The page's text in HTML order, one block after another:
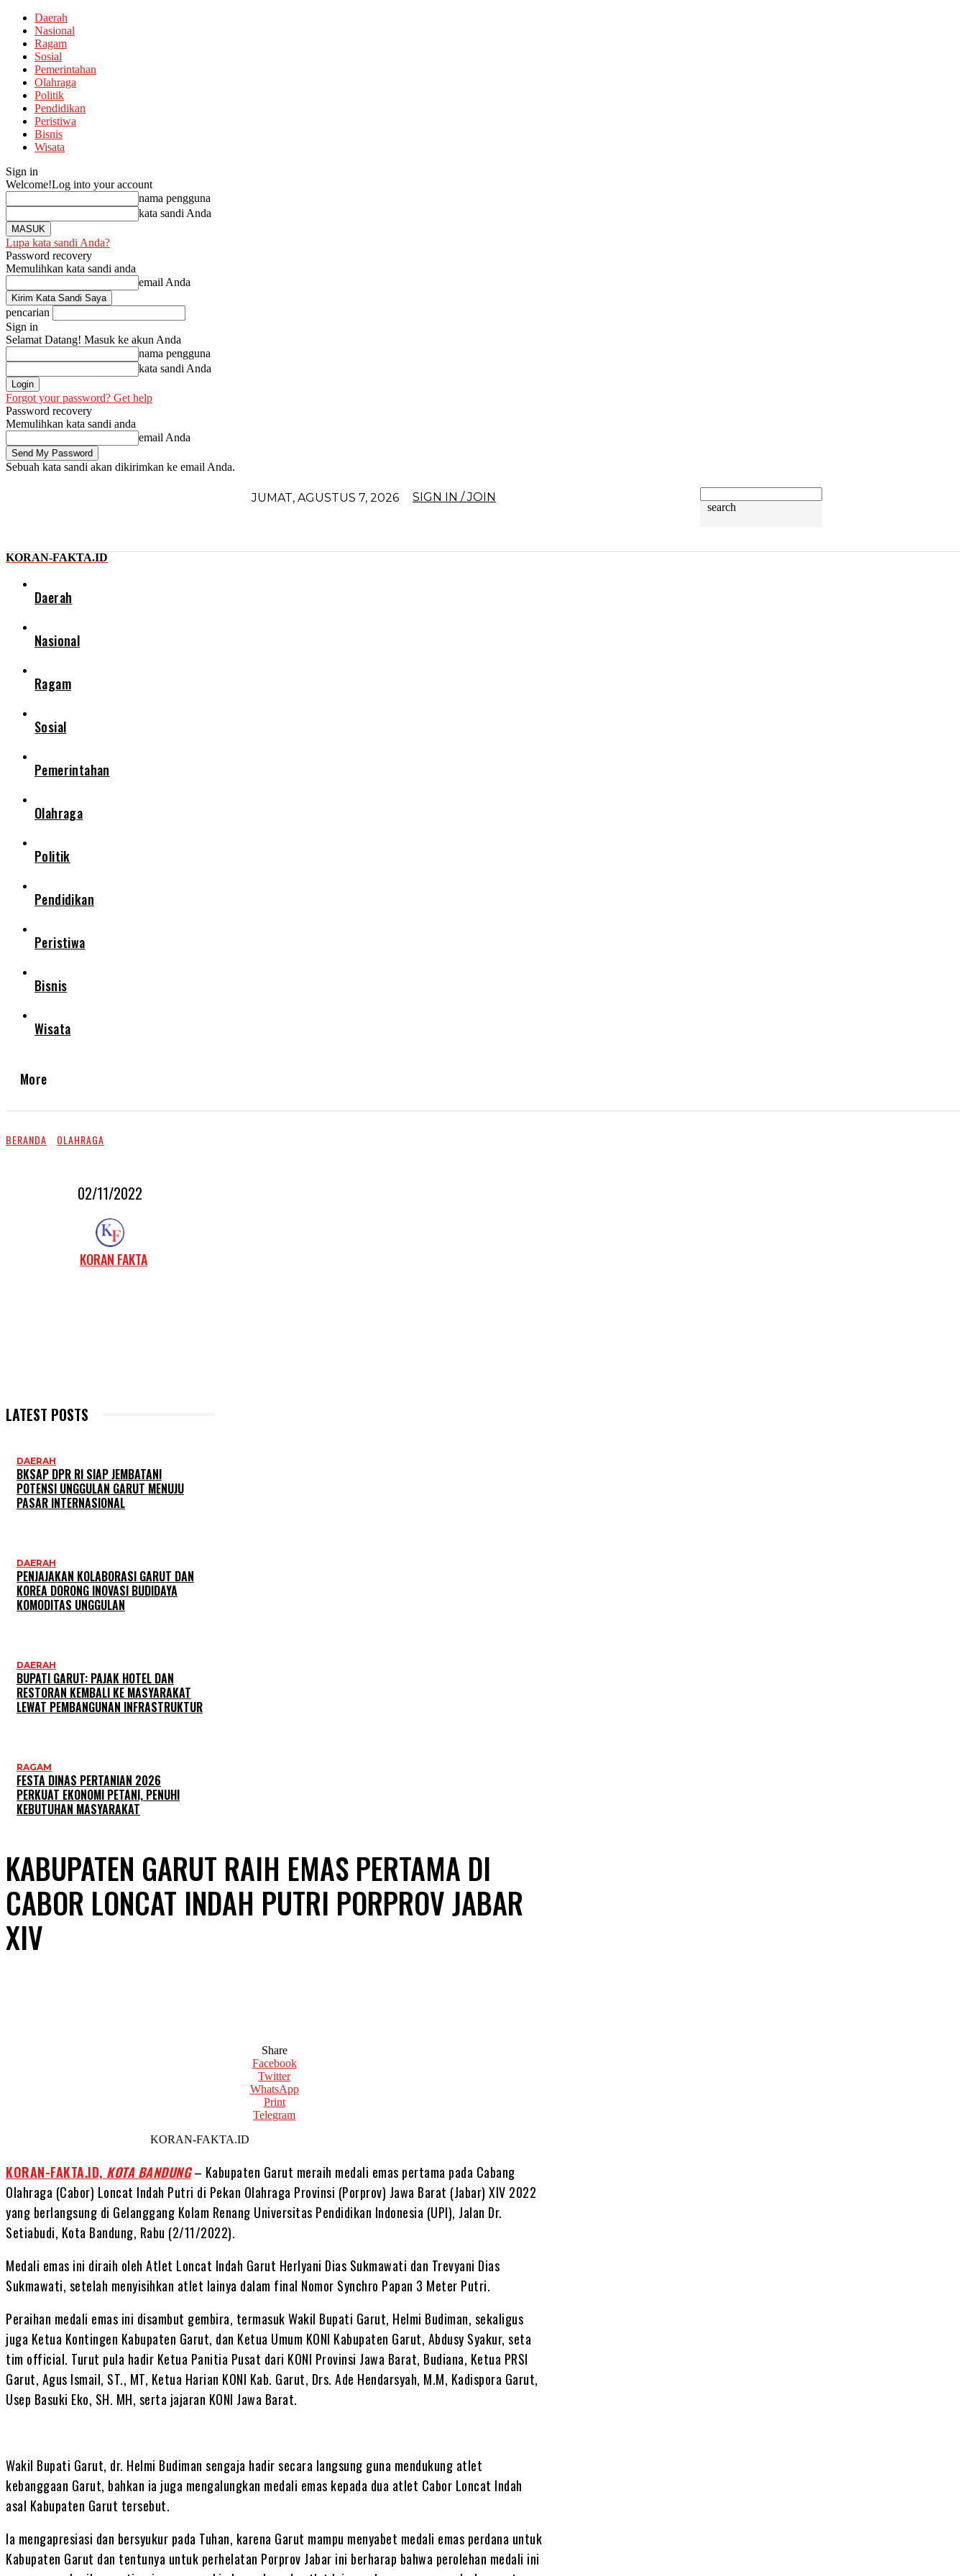
Daerah
Nasional
Ragam
Sosial
Pemerintahan
Olahraga
Politik
Pendidikan
Peristiwa
Bisnis
Wisata
Sign in
Welcome!Log into your account
nama pengguna
kata sandi Anda
Lupa kata sandi Anda?
Password recovery
Memulihkan kata sandi anda
email Anda
pencarian
Sign in
Selamat Datang! Masuk ke akun Anda
nama pengguna
kata sandi Anda
Forgot your password? Get help
Password recovery
Memulihkan kata sandi anda
email Anda
Sebuah kata sandi akan dikirimkan ke email Anda.
JUMAT, AGUSTUS 7, 2026 SIGN IN / JOIN
search
KORAN-FAKTA.ID
Daerah
Nasional
Ragam
Sosial
Pemerintahan
Olahraga
Politik
Pendidikan
Peristiwa
Bisnis
Wisata
More
BERANDA OLAHRAGA
02/11/2022
KORAN FAKTA
LATEST POSTS
DAERAH
BKSAP DPR RI SIAP JEMBATANI
POTENSI UNGGULAN GARUT MENUJU
PASAR INTERNASIONAL
DAERAH
PENJAJAKAN KOLABORASI GARUT DAN
KOREA DORONG INOVASI BUDIDAYA
KOMODITAS UNGGULAN
DAERAH
BUPATI GARUT: PAJAK HOTEL DAN
RESTORAN KEMBALI KE MASYARAKAT
LEWAT PEMBANGUNAN INFRASTRUKTUR
RAGAM
FESTA DINAS PERTANIAN 2026
PERKUAT EKONOMI PETANI, PENUHI
KEBUTUHAN MASYARAKAT
KABUPATEN GARUT RAIH EMAS PERTAMA DI
CABOR LONCAT INDAH PUTRI PORPROV JABAR
XIV
Share
Facebook
Twitter
WhatsApp
Print
Telegram
KORAN-FAKTA.ID
KORAN-FAKTA.ID, KOTA BANDUNG– Kabupaten Garut meraih medali emas pertama pada Cabang
Olahraga (Cabor) Loncat Indah Putri di Pekan Olahraga Provinsi (Porprov) Jawa Barat (Jabar) XIV 2022
yang berlangsung di Gelanggang Kolam Renang Universitas Pendidikan Indonesia (UPI), Jalan Dr.
Setiabudi, Kota Bandung, Rabu (2/11/2022).
Medali emas ini diraih oleh Atlet Loncat Indah Garut Herlyani Dias Sukmawati dan Trevyani Dias
Sukmawati, setelah menyisihkan atlet lainya dalam final Nomor Synchro Papan 3 Meter Putri.
Peraihan medali emas ini disambut gembira, termasuk Wakil Bupati Garut, Helmi Budiman, sekaligus
juga Ketua Kontingen Kabupaten Garut, dan Ketua Umum KONI Kabupaten Garut, Abdusy Syakur, seta
tim official. Turut pula hadir Ketua Panitia Pusat dari KONI Provinsi Jawa Barat, Budiana, Ketua PRSI
Garut, Agus Ismail, ST., MT, Ketua Harian KONI Kab. Garut, Drs. Ade Hendarsyah, M.M, Kadispora Garut,
Usep Basuki Eko, SH. MH, serta jajaran KONI Jawa Barat.
Wakil Bupati Garut, dr. Helmi Budiman sengaja hadir secara langsung guna mendukung atlet
kebanggaan Garut, bahkan ia juga mengalungkan medali emas kepada dua atlet Cabor Loncat Indah
asal Kabupaten Garut tersebut.
Ia mengapresiasi dan bersyukur pada Tuhan, karena Garut mampu menyabet medali emas perdana untuk
Kabupaten Garut dan tentunya untuk perhelatan Porprov Jabar ini berharap bahwa perolehan medali ini